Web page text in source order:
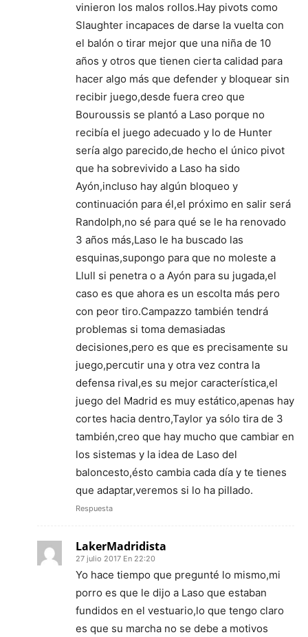
vinieron los malos rollos.Hay pivots como
Slaughter incapaces de darse la vuelta con
el balón o tirar mejor que una niña de 10
años y otros que tienen cierta calidad para
hacer algo más que defender y bloquear sin
recibir juego,desde fuera creo que
Bouroussis se plantó a Laso porque no
recibía el juego adecuado y lo de Hunter
sería algo parecido,de hecho el único pivot
que ha sobrevivido a Laso ha sido
Ayón,incluso hay algún bloqueo y
continuación para él,el próximo en salir será
Randolph,no sé para qué se le ha renovado
3 años más,Laso le ha buscado las
esquinas,supongo para que no moleste a
Llull si penetra o a Ayón para su jugada,el
caso es que ahora es un escolta más pero
con peor tiro.Campazzo también tendrá
problemas si toma demasiadas
decisiones,pero es que es precisamente su
juego,percutir una y otra vez contra la
defensa rival,es su mejor característica,el
juego del Madrid es muy estático,apenas hay
cortes hacia dentro,Taylor ya sólo tira de 3
también,creo que hay mucho que cambiar en
los sistemas y la idea de Laso del
baloncesto,ésto cambia cada día y te tienes
que adaptar,veremos si lo ha pillado.
Respuesta
LakerMadridista
27 julio 2017 En 22:20
Yo hace tiempo que pregunté lo mismo,mi
porro es que le dijo a Laso que estaban
fundidos en el vestuario,lo que tengo claro
es que su marcha no se debe a motivos